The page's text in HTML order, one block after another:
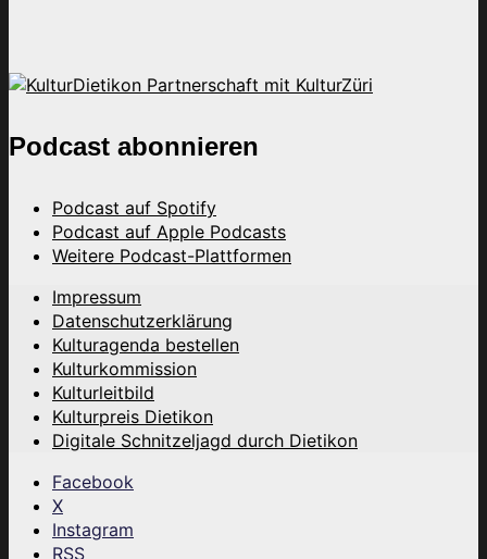
Podcast abonnieren
Podcast auf Spotify
Podcast auf Apple Podcasts
Weitere Podcast-Plattformen
Impressum
Datenschutzerklärung
Kulturagenda bestellen
Kulturkommission
Kulturleitbild
Kulturpreis Dietikon
Digitale Schnitzeljagd durch Dietikon
Facebook
X
Instagram
RSS